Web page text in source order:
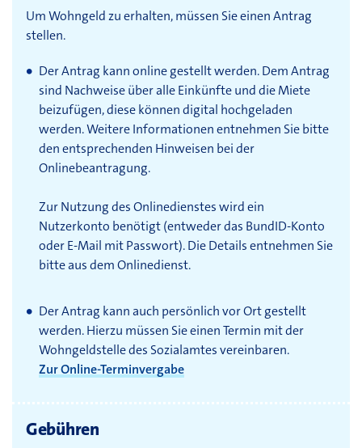
Um Wohngeld zu erhalten, müssen Sie einen Antrag
stellen.
Der Antrag kann online gestellt werden. Dem Antrag
sind Nachweise über alle Einkünfte und die Miete
beizufügen, diese können digital hochgeladen
werden. Weitere Informationen entnehmen Sie bitte
den entsprechenden Hinweisen bei der
Onlinebeantragung.
Zur Nutzung des Onlinedienstes wird ein
Nutzerkonto benötigt (entweder das BundID-Konto
oder E-Mail mit Passwort). Die Details entnehmen Sie
bitte aus dem Onlinedienst.
Der Antrag kann auch persönlich vor Ort gestellt
werden. Hierzu müssen Sie einen Termin mit der
Wohngeldstelle des Sozialamtes vereinbaren.
Zur Online-Terminvergabe
Gebühren